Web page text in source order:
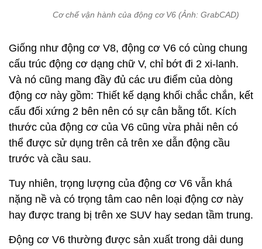
Cơ chế vận hành của động cơ V6 (Ảnh: GrabCAD)
Giống như động cơ V8, động cơ V6 có cùng chung
cấu trúc động cơ dạng chữ V, chỉ bớt đi 2 xi-lanh.
Và nó cũng mang đầy đủ các ưu điểm của dòng
động cơ này gồm: Thiết kế dạng khối chắc chắn, kết
cấu đối xứng 2 bên nên có sự cân bằng tốt. Kích
thước của động cơ của V6 cũng vừa phải nên có
thể được sử dụng trên cả trên xe dẫn động cầu
trước và cầu sau.
Tuy nhiên, trọng lượng của động cơ V6 vẫn khá
nặng nề và có trọng tâm cao nên loại động cơ này
hay được trang bị trên xe SUV hay sedan tầm trung.
Động cơ V6 thường được sản xuất trong dải dung